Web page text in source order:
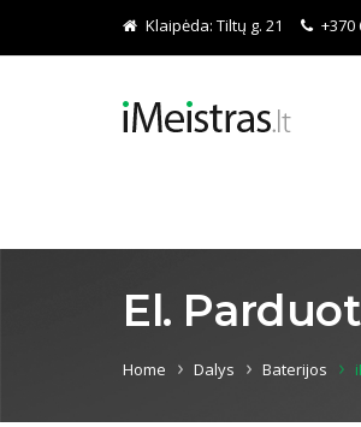
Klaipėda: Tiltų g. 21 +370
El.
Home Dalys Baterijos